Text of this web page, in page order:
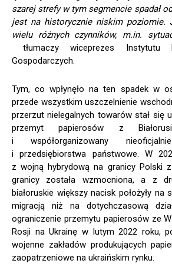
szarej strefy w tym segmencie spadał
jest na historycznie niskim
wielu różnych czynników, m.in.
tłumaczy wiceprezes Instytutu
Gospodarczych.
Tym, co wpłynęło na ten spadek w
przede wszystkim uszczelnienie
przerzut nielegalnych towarów stał się
przemyt papierosów z
i współorganizowany
i przedsiębiorstwa państwowe. W
z wojną hybrydową na granicy Polski
granicy została wzmocniona, a z
białoruskie większy nacisk położyły na
migracją niż na dotychczasową
ograniczenie przemytu papierosów ze
Rosji na Ukrainę w lutym 2022 roku,
wojenne zakładów produkujących
zaopatrzeniowe na ukraińskim rynku.